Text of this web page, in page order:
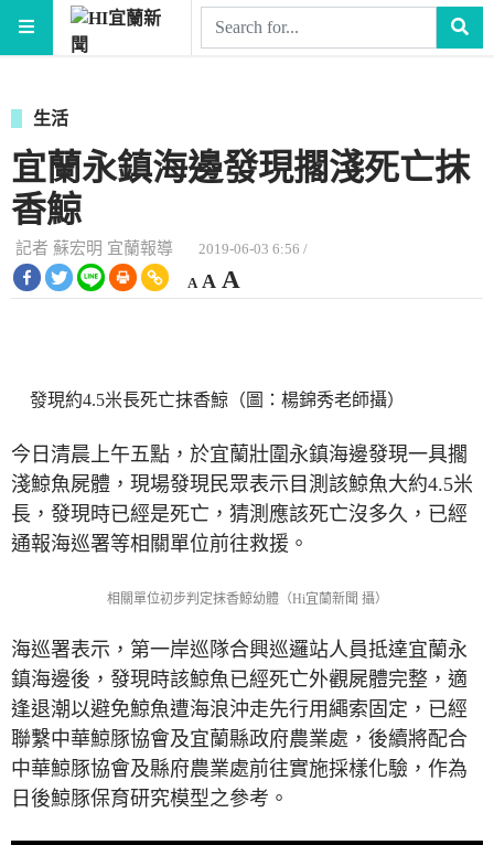
生活
宜蘭永鎮海邊發現擱淺死亡抹
香鯨
記者 蘇宏明 宜蘭報導 2019-06-03 6:56 /
A小A 重
設
大
A
型
小。
發現約4.5米長死亡抹香鯨（圖：楊錦秀老師攝）
今日清晨上午五點，於宜蘭壯圍永鎮海邊發現一具擱
淺鯨魚屍體，現場發現民眾表示目測該鯨魚大約4.5米
長，發現時已經是死亡，猜測應該死亡沒多久，已經
通報海巡署等相關單位前往救援。
相關單位初步判定抹香鯨幼體（Hi宜蘭新聞 攝）
海巡署表示，第一岸巡隊合興巡邏站人員抵達宜蘭永
鎮海邊後，發現時該鯨魚已經死亡外觀屍體完整，適
逢退潮以避免鯨魚遭海浪沖走先行用繩索固定，已經
聯繫中華鯨豚協會及宜蘭縣政府農業處，後續將配合
中華鯨豚協會及縣府農業處前往實施採樣化驗，作為
日後鯨豚保育研究模型之參考。